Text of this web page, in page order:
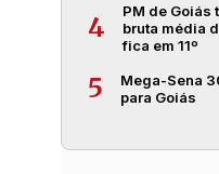
4
PM de Goiás
bruta média
fica em 11º
5
Mega-Sena
para Goiás